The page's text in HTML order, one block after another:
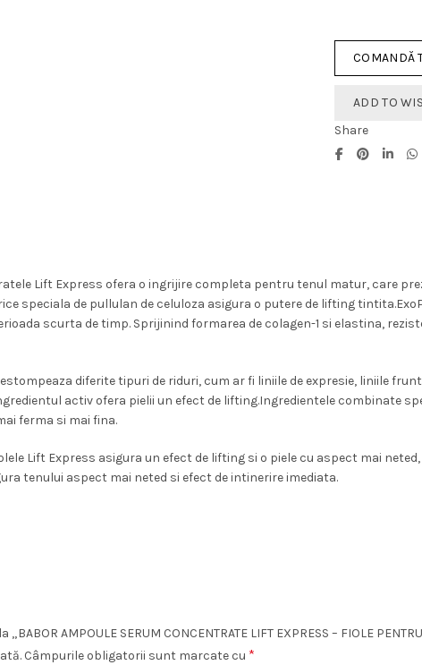
COMANDĂ
ADD TO
Share
Lift Express ofera o ingrijire completa pentru tenul matur, care
speciala de pullulan de celuloza asigura o putere de lifting
scurta de timp. Sprijinind formarea de colagen-1 si elastina,
diferite tipuri de riduri, cum ar fi liniile de expresie, liniile
activ ofera pielii un efect de lifting.Ingredientele combinate
ferma si mai fina.
Lift Express asigura un efect de lifting si o piele cu aspect mai
tenului aspect mai neted si efect de intinerire imediata.
AMPOULE SERUM CONCENTRATE LIFT EXPRESS – FIOLE
Câmpurile obligatorii sunt marcate cu *